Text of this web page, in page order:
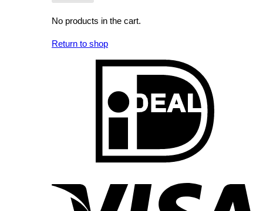
No products in the cart.
Return to shop